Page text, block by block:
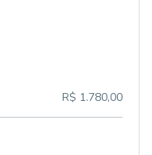
R$ 1.780,00